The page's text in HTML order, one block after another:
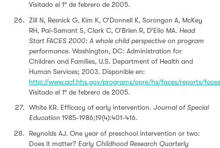
Visitado el 1º de febrero de 2005.
Zill N, Resnick G, Kim K, O’Donnell K, Sorongon A, McKey
RH, Pai-Samant S, Clark C, O’Brien R, D’Elio MA. Head
Start FACES 2000: A whole child perspective on program
performance. Washington, DC: Administration for
Children and Families, U.S. Department of Health and
Human Services; 2003. Disponible en:
http://www.acf.hhs.gov/programs/opre/hs/faces/reports/
Visitado el 1º de febrero de 2005.
White KR. Efficacy of early intervention. Journal of Special
Education 1985-1986;19(4):401-416.
Reynolds AJ. One year of preschool intervention or two:
Does it matter? Early Childhood Research Quarterly